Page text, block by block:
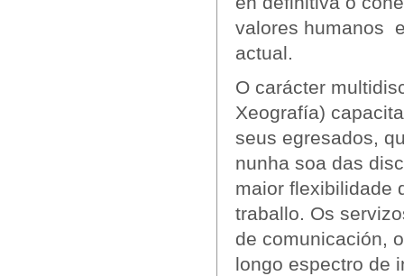
valores humanos
actual.
O carácter
Xeografía)
seus egresados,
nunha soa das
maior flexibilidade
traballo. Os
de comunicación,
longo espectro de